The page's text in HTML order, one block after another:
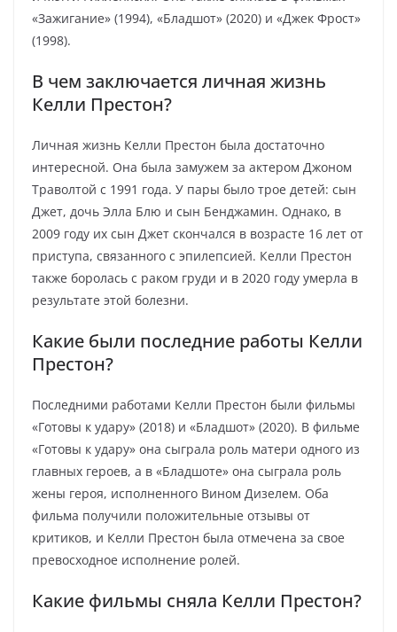
«Зажигание» (1994), «Бладшот» (2020) и «Джек Фрост»
(1998).
В чем заключается личная жизнь
Келли Престон?
Личная жизнь Келли Престон была достаточно
интересной. Она была замужем за актером Джоном
Траволтой с 1991 года. У пары было трое детей: сын
Джет, дочь Элла Блю и сын Бенджамин. Однако, в
2009 году их сын Джет скончался в возрасте 16 лет от
приступа, связанного с эпилепсией. Келли Престон
также боролась с раком груди и в 2020 году умерла в
результате этой болезни.
Какие были последние работы Келли
Престон?
Последними работами Келли Престон были фильмы
«Готовы к удару» (2018) и «Бладшот» (2020). В фильме
«Готовы к удару» она сыграла роль матери одного из
главных героев, а в «Бладшоте» она сыграла роль
жены героя, исполненного Вином Дизелем. Оба
фильма получили положительные отзывы от
критиков, и Келли Престон была отмечена за свое
превосходное исполнение ролей.
Какие фильмы сняла Келли Престон?